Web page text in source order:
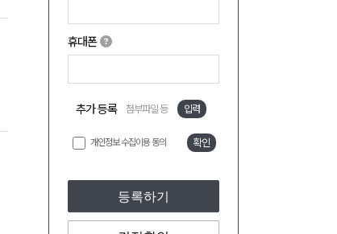
휴대폰
추가 등록 첨부파일 등 입력
개인정보 수집이용 동의 확인
등록하기